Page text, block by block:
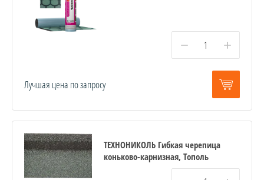
− +
Лучшая цена по запросу
ТЕХНОНИКОЛЬ Гибкая черепица
коньково-карнизная, Тополь